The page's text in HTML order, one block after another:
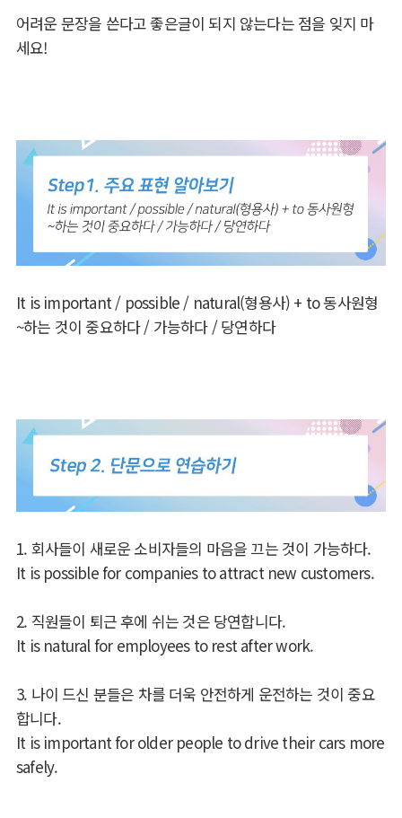
어려운 문장을 쓴다고 좋은글이 되지 않는다는 점을 잊지 마
세요!
It is important / possible / natural(형용사) + to 동사원형
~하는 것이 중요하다 / 가능하다 / 당연하다
1. 회사들이 새로운 소비자들의 마음을 끄는 것이 가능하다.
It is possible for companies to attract new customers.
2. 직원들이 퇴근 후에 쉬는 것은 당연합니다.
It is natural for employees to rest after work.
3. 나이 드신 분들은 차를 더욱 안전하게 운전하는 것이 중요
합니다.
It is important for older people to drive their cars more
safely.